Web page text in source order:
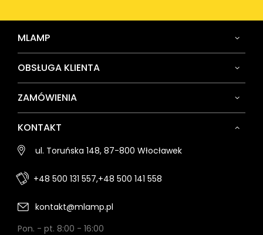
MLAMP
OBSŁUGA KLIENTA
ZAMÓWIENIA
KONTAKT
ul. Toruńska 148, 87-800 Włocławek
+48 500 131 557,+48 500 141 558
kontakt@mlamp.pl
Pon. - pt. 8:00 - 16:00